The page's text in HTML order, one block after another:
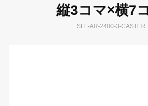
縦3コマ×横7
SLF-AR-2400-3-CASTER